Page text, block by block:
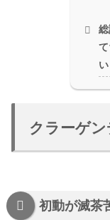
い
クラーゲ
初動が滅茶